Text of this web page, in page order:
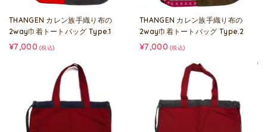
THANGEN カレン族手織り布の
2way巾着トートバッグ Type.1
¥7,000 (税込)
THANGEN カレン族手織り布の
2way巾着トートバッグ Type.2
¥7,000 (税込)